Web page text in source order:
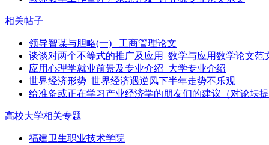
相关帖子
领导智谋与胆略(一) _工商管理论文
谈谈对两个不等式的推广及应用_数学与应用数学论文范
应用心理学就业前景及专业介绍_大学专业介绍
世界经济形势_世界经济遇逆风下半年走势不乐观
给准备或正在学习产业经济学的朋友们的建议（对论坛提
高校大学相关专题
福建卫生职业技术学院